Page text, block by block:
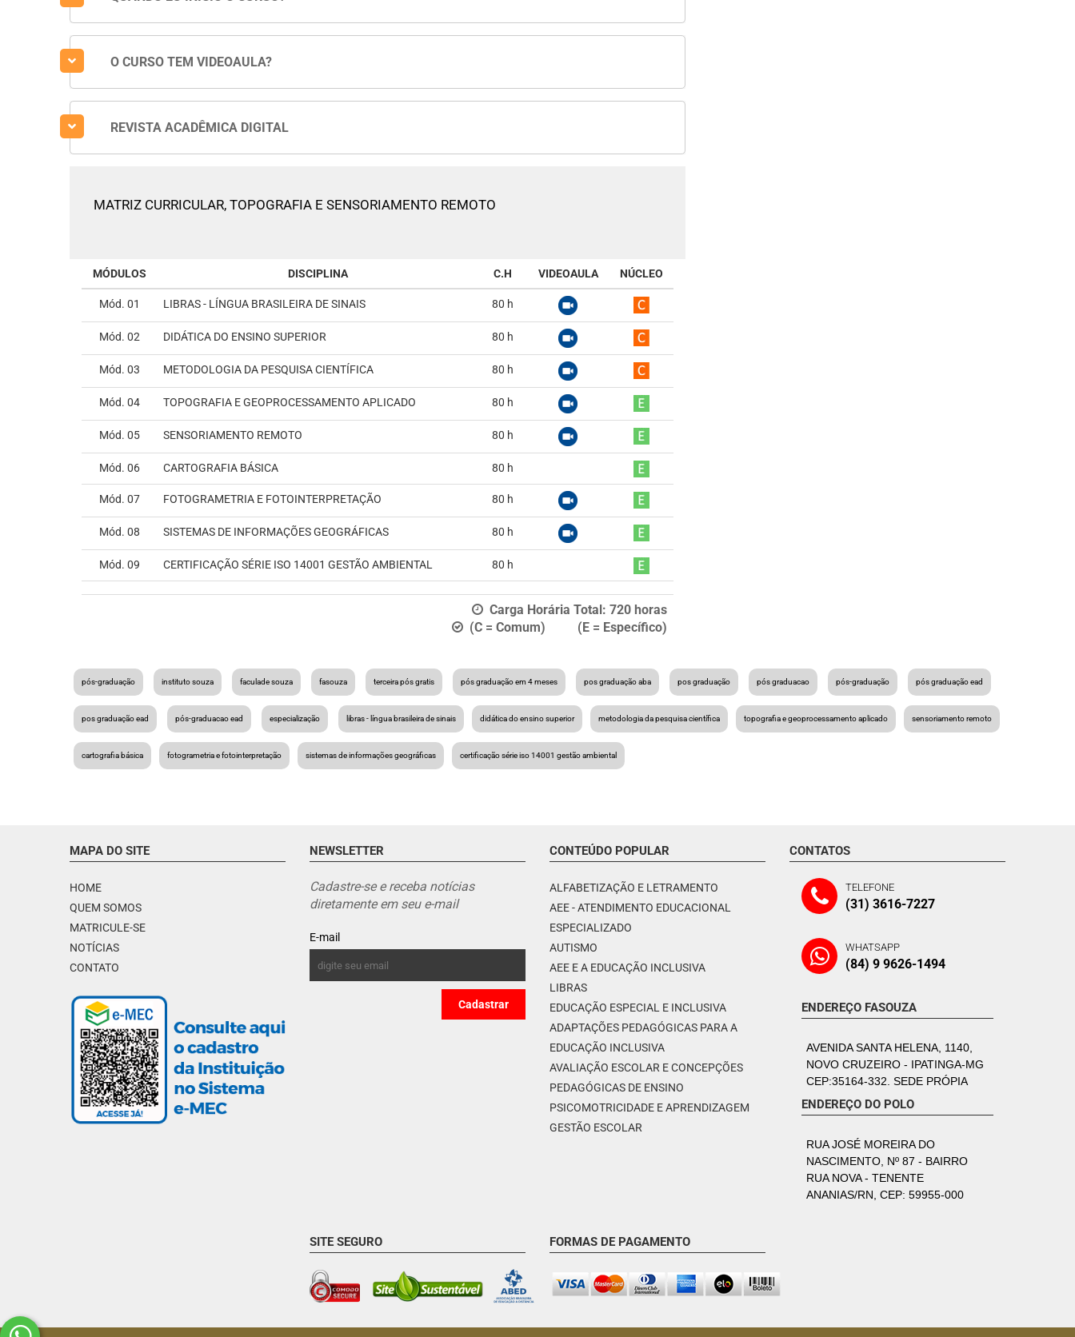
O CURSO TEM VIDEOAULA?
REVISTA ACADÊMICA DIGITAL
MATRIZ CURRICULAR, TOPOGRAFIA E SENSORIAMENTO REMOTO
MÓDULOS DISCIPLINA C.H VIDEOAULA NÚCLEO
Mód. 01 LIBRAS - LÍNGUA BRASILEIRA DE SINAIS 80 h
Mód. 02 DIDÁTICA DO ENSINO SUPERIOR 80 h
Mód. 03 METODOLOGIA DA PESQUISA CIENTÍFICA 80 h
Mód. 04 TOPOGRAFIA E GEOPROCESSAMENTO APLICADO 80 h
Mód. 05 SENSORIAMENTO REMOTO 80 h
Mód. 06 CARTOGRAFIA BÁSICA 80 h
Mód. 07 FOTOGRAMETRIA E FOTOINTERPRETAÇÃO 80 h
Mód. 08 SISTEMAS DE INFORMAÇÕES GEOGRÁFICAS 80 h
Mód. 09 CERTIFICAÇÃO SÉRIE ISO 14001 GESTÃO AMBIENTAL 80 h
Carga Horária Total: 720 horas
(C = Comum) (E = Específico)
pós-graduação instituto souza faculade souza fasouza terceira pós gratis pós graduação em 4 meses pos graduação aba pos graduação pós graduacao pós-graduação pós graduação ead
pos graduação ead pós-graduacao ead especialização libras - língua brasileira de sinais didática do ensino superior metodologia da pesquisa científica topografia e geoprocessamento aplicado sensoriamento remoto
cartografia básica fotogrametria e fotointerpretação sistemas de informações geográficas certificação série iso 14001 gestão ambiental
MAPA DO SITE
HOME
QUEM SOMOS
MATRICULE-SE
NOTÍCIAS
CONTATO
NEWSLETTER
Cadastre-se e receba notícias
diretamente em seu e-mail
E-mail
CONTEÚDO POPULAR
ALFABETIZAÇÃO E LETRAMENTO
AEE - ATENDIMENTO EDUCACIONAL
ESPECIALIZADO
AUTISMO
AEE E A EDUCAÇÃO INCLUSIVA
LIBRAS
EDUCAÇÃO ESPECIAL E INCLUSIVA
ADAPTAÇÕES PEDAGÓGICAS PARA A
EDUCAÇÃO INCLUSIVA
AVALIAÇÃO ESCOLAR E CONCEPÇÕES
PEDAGÓGICAS DE ENSINO
PSICOMOTRICIDADE E APRENDIZAGEM
GESTÃO ESCOLAR
CONTATOS
TELEFONE
(31) 3616-7227
WHATSAPP
(84) 9 9626-1494
ENDEREÇO FASOUZA
AVENIDA SANTA HELENA, 1140,
NOVO CRUZEIRO - IPATINGA-MG
CEP:35164-332. SEDE PRÓPIA
ENDEREÇO DO POLO
RUA JOSÉ MOREIRA DO
NASCIMENTO, Nº 87 - BAIRRO
RUA NOVA - TENENTE
ANANIAS/RN, CEP: 59955-000
SITE SEGURO FORMAS DE PAGAMENTO